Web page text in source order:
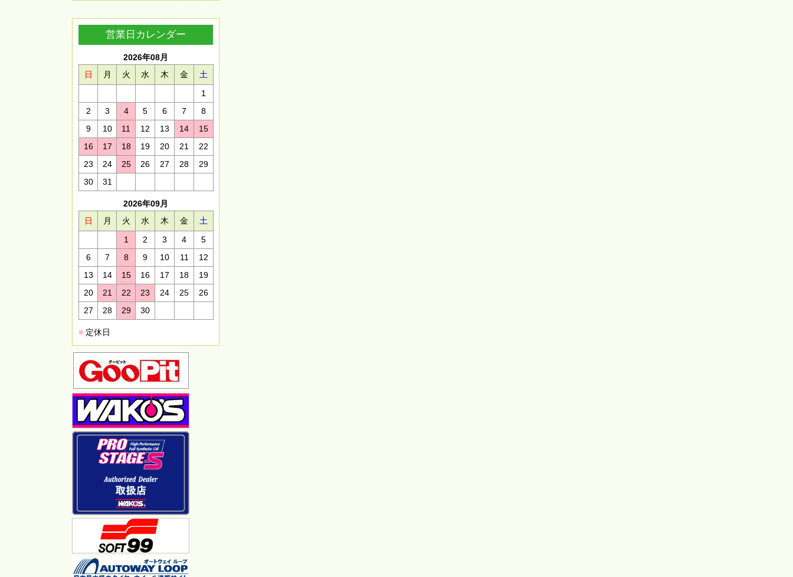
営業日カレンダー
2026年08月
日
月 火 水 木 金
土
1
2
3 4 5 6 7
8
9
10 11 12 13 14
15
16
17 18 19 20 21
22
23
24 25 26 27 28
29
30
31
2026年09月
日
月 火 水 木 金
土
1
2 3 4
5
6
7 8 9 10 11
12
13
14 15 16 17 18
19
20
21 22 23 24 25
26
27
28 29 30
■ 定休日